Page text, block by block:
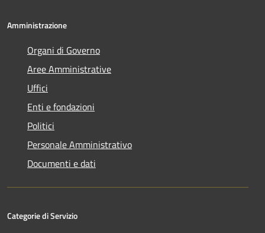
Amministrazione
Organi di Governo
Aree Amministrative
Uffici
Enti e fondazioni
Politici
Personale Amministrativo
Documenti e dati
Categorie di Servizio